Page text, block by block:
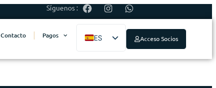
Síguenos :
Contacto Pagos
ES
EN
Acceso Socios